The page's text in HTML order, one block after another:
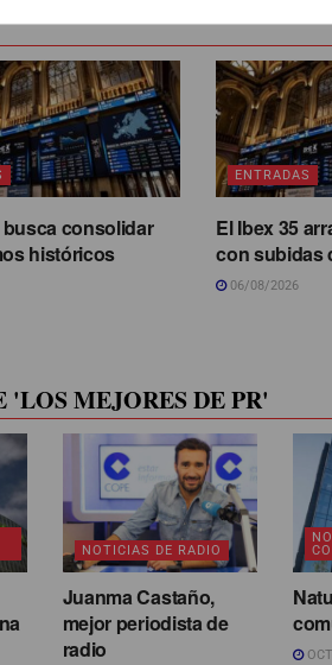
busca consolidar
históricos
ENTRADAS
El Ibex 35
con subidas
06/08/2026
MEJORES DE PR'
NOTICIAS DE RADIO
Juanma Castaño,
mejor periodista de
radio